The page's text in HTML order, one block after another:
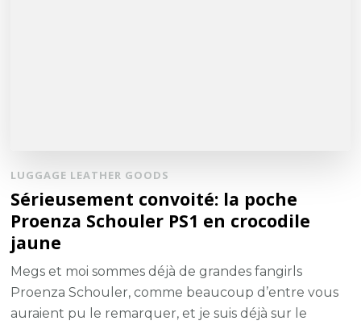
LUGGAGE LEATHER GOODS
Sérieusement convoité: la poche
Proenza Schouler PS1 en crocodile
jaune
Megs et moi sommes déjà de grandes fangirls
Proenza Schouler, comme beaucoup d’entre vous
auraient pu le remarquer, et je suis déjà sur le